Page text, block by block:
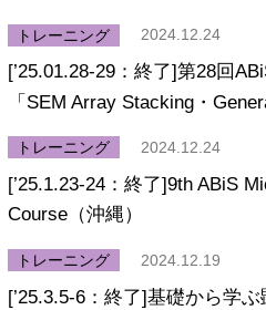
画像解析支援
トレーニング
イベント
成果発表
イメージング相談窓口
トレーニング 2024.12.24
[’25.01.28-29：終了]第28回
「SEM Array Stacking・
トレーニング 2024.12.24
[’25.1.23-24：終了]9th ABiS
Course（沖縄）
トレーニング 2024.12.19
[’25.3.5-6：終了]基礎から学